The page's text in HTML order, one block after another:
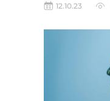
12.10.23